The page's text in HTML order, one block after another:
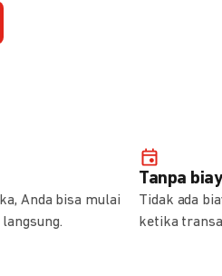
Anda bisa mulai
Tanpa
Tidak ada
ketika